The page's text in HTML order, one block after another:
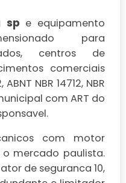
sp e equipamento
para
centros de
comerciais
NBR 14712, NBR
com ART do
com motor
mercado paulista.
de seguranca 10,